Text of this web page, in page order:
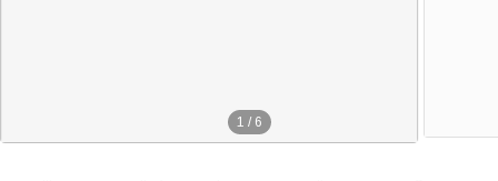
1 / 6